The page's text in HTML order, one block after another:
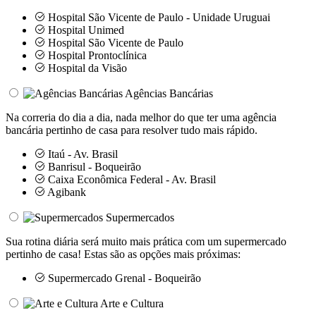
Hospital São Vicente de Paulo - Unidade Uruguai
Hospital Unimed
Hospital São Vicente de Paulo
Hospital Prontoclínica
Hospital da Visão
Agências Bancárias
Na correria do dia a dia, nada melhor do que ter uma agência
bancária pertinho de casa para resolver tudo mais rápido.
Itaú - Av. Brasil
Banrisul - Boqueirão
Caixa Econômica Federal - Av. Brasil
Agibank
Supermercados
Sua rotina diária será muito mais prática com um supermercado
pertinho de casa! Estas são as opções mais próximas:
Supermercado Grenal - Boqueirão
Arte e Cultura